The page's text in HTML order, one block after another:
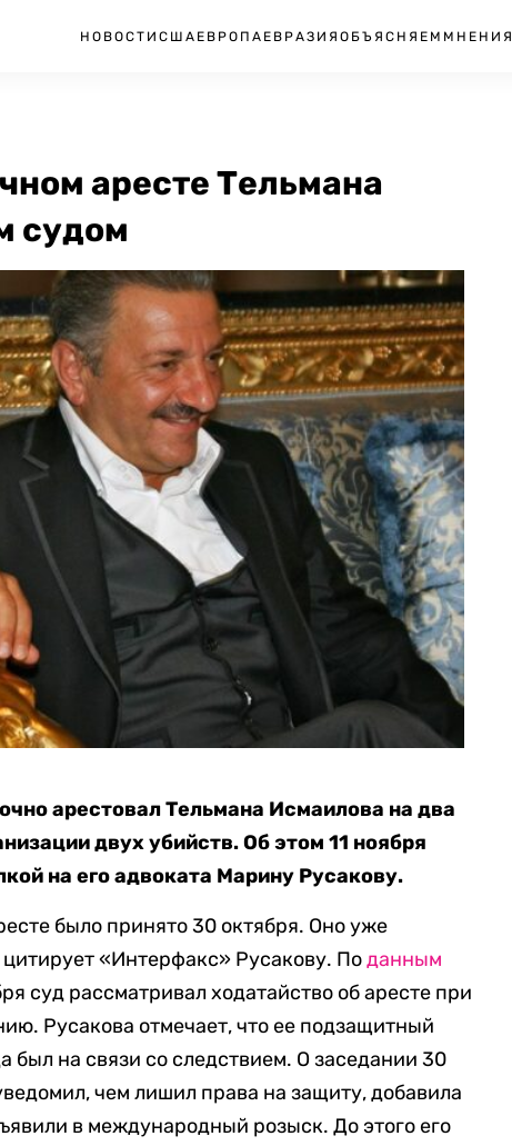
НОВОСТИ США ЕВРОПА ЕВРАЗИЯ ОБЪЯСНЯЕМ МНЕНИЯ
аресте Тельмана
судом
арестовал Тельмана Исмаилова на два
двух убийств. Об этом 11 ноября
на его адвоката Марину Русакову.
было принято 30 октября. Оно уже
«Интерфакс» Русакову. Поданным
суд рассматривал ходатайство об аресте при
Русакова отмечает, что ее подзащитный
был на связи со следствием. О заседании 30
чем лишил права на защиту, добавила
в международный розыск. До этого его